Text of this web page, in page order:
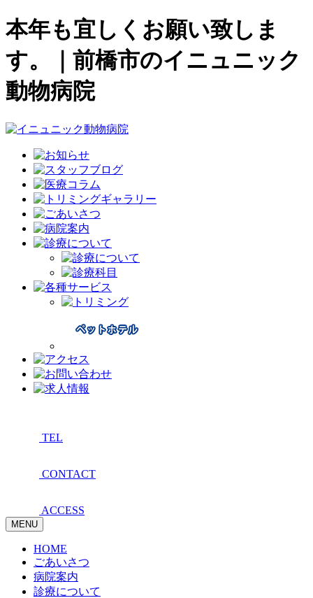
本年も宜しくお願い致しま
す。｜前橋市のイニュニック
動物病院
TEL
CONTACT
ACCESS
MENU
HOME
ごあいさつ
病院案内
診療について